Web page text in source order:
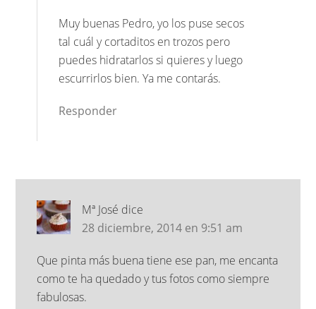
Muy buenas Pedro, yo los puse secos
tal cuál y cortaditos en trozos pero
puedes hidratarlos si quieres y luego
escurrirlos bien. Ya me contarás.
Responder
Mª José dice
28 diciembre, 2014 en 9:51 am
Que pinta más buena tiene ese pan, me encanta
como te ha quedado y tus fotos como siempre
fabulosas.